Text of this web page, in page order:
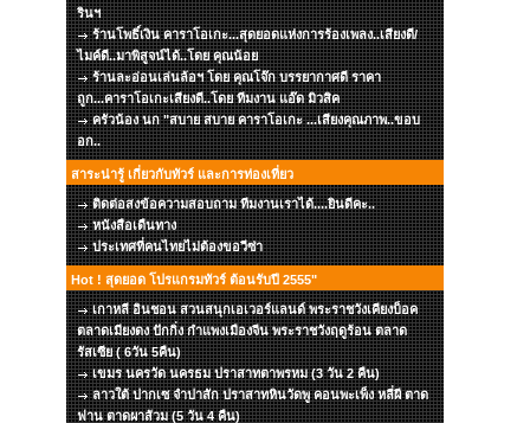
รินฯ
ร้านโพธิ์เงิน คาราโอเกะ...สุดยอดแห่งการร้องเพลง..เสียงดี/
ไมค์ดี..มาพิสูจน์ได้..โดย คุณน้อย
ร้านละอ่อนเล่นล้อฯ โดย คุณโจ๊ก บรรยากาศดี ราคา
ถูก...คาราโอเกะเสียงดี..โดย ทีมงาน แอ๊ด มิวสิค
ครัวน้อง นก "สบาย สบาย คาราโอเกะ ...เสียงคุณภาพ..ขอบ
อก..
สาระน่ารู้ เกี่ยวกับทัวร์ และการท่องเที่ยว
ติดต่อสงข้อความสอบถาม ทีมงานเราได้....ยินดีคะ..
หนังสือเดืนทาง
ประเทศที่คนไทยไม่ต้องขอวีซ่า
Hot ! สุดยอด โปรแกรมทัวร์ ต้อนรับปี 2555"
เกาหลี อินชอน สวนสนุกเอเวอร์แลนด์ พระราชวังเคียงบ็อค
ตลาดเมียงดง ปักกิ่ง กำแพงเมืองจีน พระราชวังฤดูร้อน ตลาด
รัสเซีย ( 6วัน 5คืน)
เขมร นครวัด นครธม ปราสาทตาพรหม (3 วัน 2 คืน)
ลาวใต้ ปากเซ จำปาสัก ปราสาทหินวัดพู คอนพะเพ็ง หลี่ผี ตาด
ฟาน ตาดผาส้วม (5 วัน 4 คืน)